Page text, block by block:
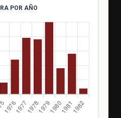
POR AÑO